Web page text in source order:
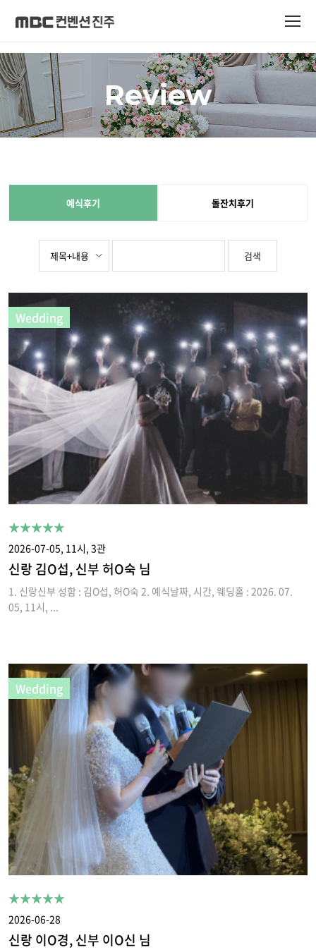
Review
예식후기 돌잔치후기
검색
Wedding
★★★★★
2026-07-05, 11시, 3관
신랑 김O섭, 신부 허O숙 님
1. 신랑신부 성함 : 김O섭, 허O숙 2. 예식날짜, 시간, 웨딩홀 : 2026. 07.
05, 11시, ...
Wedding
★★★★★
2026-06-28
신랑 이O경, 신부 이O신 님